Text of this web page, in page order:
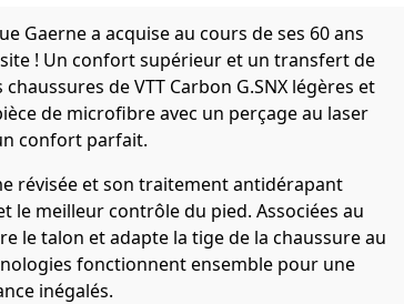
Gaerne a acquise au cours de ses 60 ans
! Un confort supérieur et un transfert de
de VTT Carbon G.SNX légères et
de microfibre avec un perçage au laser
confort parfait.
révisée et son traitement antidérapant
le meilleur contrôle du pied. Associées au
le talon et adapte la tige de la chaussure au
fonctionnent ensemble pour une
inégalés.